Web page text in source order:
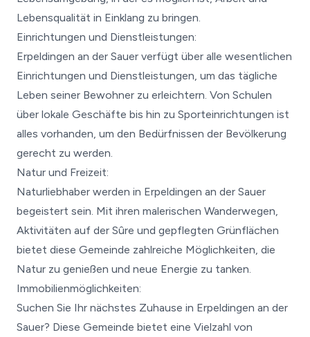
Lebensqualität in Einklang zu bringen.
Einrichtungen und Dienstleistungen:
Erpeldingen an der Sauer verfügt über alle wesentlichen
Einrichtungen und Dienstleistungen, um das tägliche
Leben seiner Bewohner zu erleichtern. Von Schulen
über lokale Geschäfte bis hin zu Sporteinrichtungen ist
alles vorhanden, um den Bedürfnissen der Bevölkerung
gerecht zu werden.
Natur und Freizeit:
Naturliebhaber werden in Erpeldingen an der Sauer
begeistert sein. Mit ihren malerischen Wanderwegen,
Aktivitäten auf der Sûre und gepflegten Grünflächen
bietet diese Gemeinde zahlreiche Möglichkeiten, die
Natur zu genießen und neue Energie zu tanken.
Immobilienmöglichkeiten:
Suchen Sie Ihr nächstes Zuhause in Erpeldingen an der
Sauer? Diese Gemeinde bietet eine Vielzahl von